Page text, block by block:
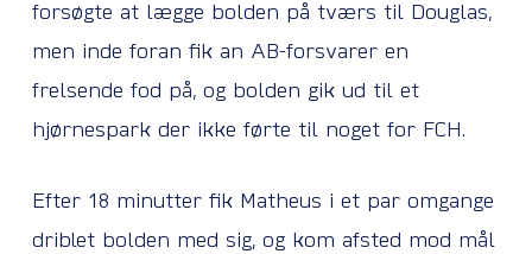
forsøgte at lægge bolden på tværs til Douglas,
men inde foran fik an AB-forsvarer en
frelsende fod på, og bolden gik ud til et
hjørnespark der ikke førte til noget for FCH.
Efter 18 minutter fik Matheus i et par omgange
driblet bolden med sig, og kom afsted mod mål